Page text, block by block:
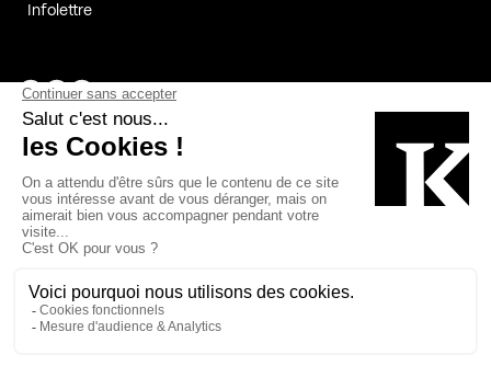
Infolettre
Page Facebook de Kollectif
Page Instagram de Kollectif
Page Linkedin de Kollectif
Bâtiment-Durable-Québec-1
Esquisses-1
MP-1 v2com-1